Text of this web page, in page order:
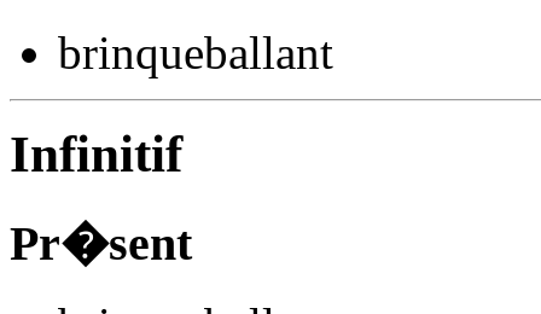
brinqueballant
Infinitif
Pr�sent